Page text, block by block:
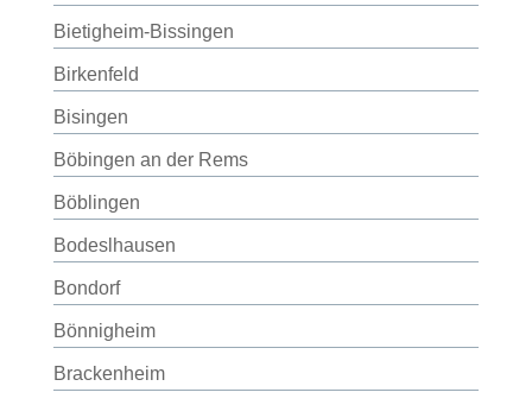
Bietigheim-Bissingen
Birkenfeld
Bisingen
Böbingen an der Rems
Böblingen
Bodeslhausen
Bondorf
Bönnigheim
Brackenheim